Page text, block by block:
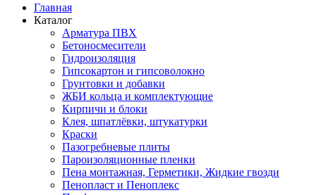
Главная
Каталог
Арматура ПВХ
Бетоносмесители
Гидроизоляция
Гипсокартон и гипсоволокно
Грунтовки и добавки
ЖБИ кольца и комплектующие
Кирпичи и блоки
Клея, шпатлёвки, штукатурки
Краски
Пазогребневые плиты
Пароизоляционные пленки
Пена монтажная, Герметики, Жидкие гвозди
Пенопласт и Пеноплекс